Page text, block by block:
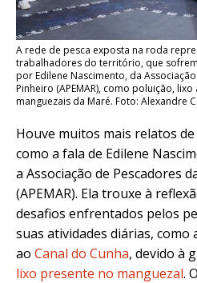
A rede de pesca exposta na roda
trabalhadores do território, que
por Edilene Nascimento, da
Pinheiro (APEMAR), como poluição,
manguezais da Maré. Foto: Alexandre
Houve muitos mais relatos
como a fala de Edilene
a Associação de Pescadores
(APEMAR). Ela trouxe à
desafios enfrentados pelos
suas atividades diárias, como
ao Canal do Cunha, devido à
lixo presente no manguezal. O